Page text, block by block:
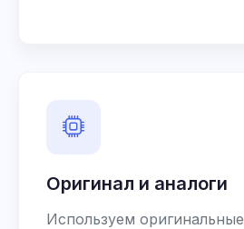
Оригинал и аналоги
Используем оригинальные